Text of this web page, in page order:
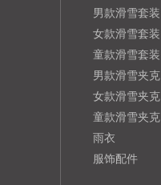
男款滑雪套装
女款滑雪套装
童款滑雪套装
男款滑雪夹克
女款滑雪夹克
童款滑雪夹克
雨衣
服饰配件